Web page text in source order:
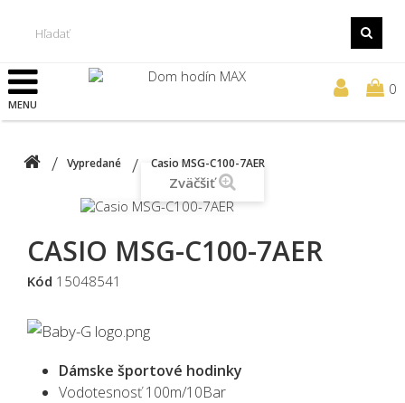
MENU
0
Vypredané Casio MSG-C100-7AER
Zväčšiť
CASIO MSG-C100-7AER
Kód 15048541
Dámske športové hodinky
Vodotesnosť 100m/10Bar